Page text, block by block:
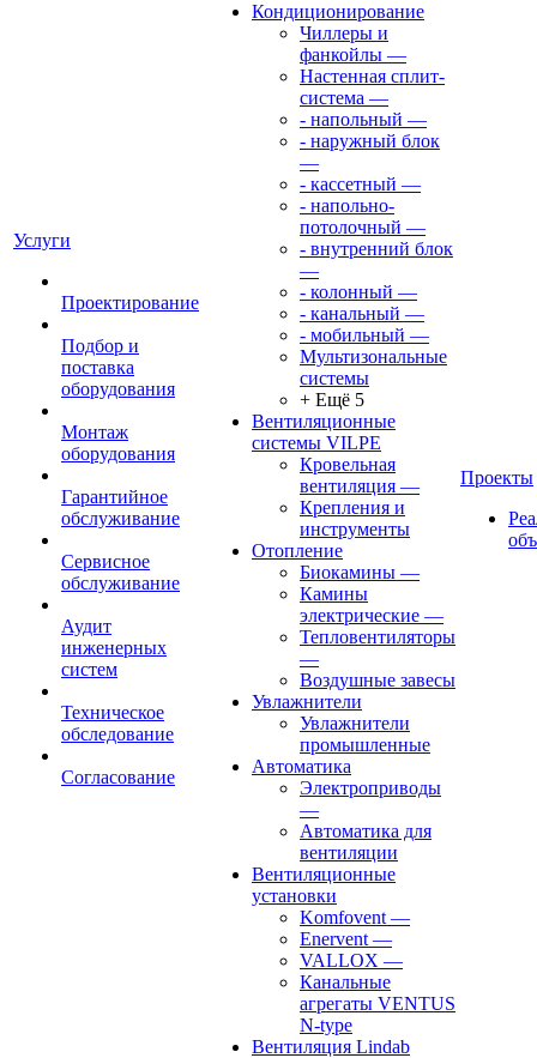
Услуги
Проектирование
Подбор и
поставка
оборудования
Монтаж
оборудования
Гарантийное
обслуживание
Сервисное
обслуживание
Аудит
инженерных
систем
Техническое
обследование
Согласование
Кондиционирование
Чиллеры и
фанкойлы —
Настенная сплит-
система —
- напольный —
- наружный блок
—
- кассетный —
- напольно-
потолочный —
- внутренний блок
—
- колонный —
- канальный —
- мобильный —
Мультизональные
системы
+ Ещё 5
Вентиляционные
системы VILPE
Кровельная
вентиляция —
Крепления и
инструменты
Отопление
Биокамины —
Камины
электрические —
Тепловентиляторы
—
Воздушные завесы
Увлажнители
Увлажнители
промышленные
Автоматика
Электроприводы
—
Автоматика для
вентиляции
Вентиляционные
установки
Komfovent —
Enervent —
VALLOX —
Канальные
агрегаты VENTUS
N-type
Вентиляция Lindab
Проекты